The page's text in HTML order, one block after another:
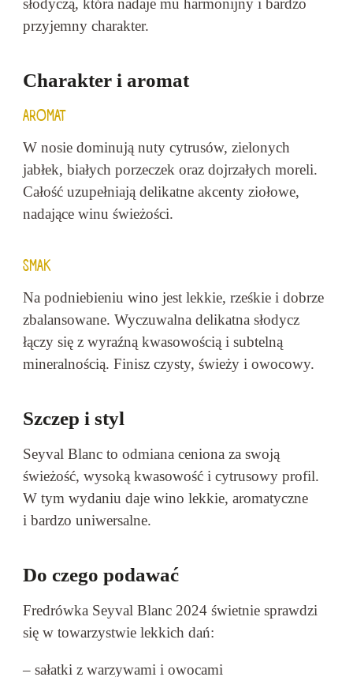
słodyczą, która nadaje mu harmonijny i bardzo
przyjemny charakter.
Charakter i aromat
AROMAT
W nosie dominują nuty cytrusów, zielonych
jabłek, białych porzeczek oraz dojrzałych moreli.
Całość uzupełniają delikatne akcenty ziołowe,
nadające winu świeżości.
SMAK
Na podniebieniu wino jest lekkie, rześkie i dobrze
zbalansowane. Wyczuwalna delikatna słodycz
łączy się z wyraźną kwasowością i subtelną
mineralnością. Finisz czysty, świeży i owocowy.
Szczep i styl
Seyval Blanc to odmiana ceniona za swoją
świeżość, wysoką kwasowość i cytrusowy profil.
W tym wydaniu daje wino lekkie, aromatyczne
i bardzo uniwersalne.
Do czego podawać
Fredrówka Seyval Blanc 2024 świetnie sprawdzi
się w towarzystwie lekkich dań:
– sałatki z warzywami i owocami